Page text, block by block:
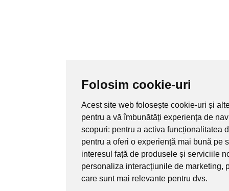
Folosim cookie-uri
Acest site web folosește cookie-uri și
pentru a vă îmbunătăți experiența de
scopuri: pentru a activa funcționalitatea
pentru a oferi o experiență mai bună pe
interesul față de produsele și serviciile
personaliza interacțiunile de marketing,
care sunt mai relevante pentru dvs.